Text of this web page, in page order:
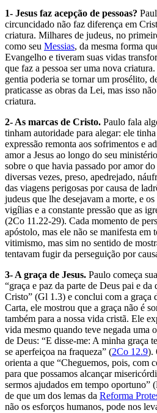
1- Jesus faz acepção de pessoas?
circuncidado não faz diferença em
criatura. Milhares de judeus, no
como seu Messias, da mesma forma
Evangelho e tiveram suas vidas
que faz a pessoa ser uma nova
gentia poderia se tornar um prosélito,
praticasse as obras da Lei, mas isso
criatura.
2- As marcas de Cristo. Paulo fala
tinham autoridade para alegar: ele tinha
expressão remonta aos sofrimentos e
amor a Jesus ao longo do seu
sobre o que havia passado por amor
diversas vezes, preso, apedrejado,
das viagens perigosas por causa de
judeus que lhe desejavam a morte, e
vigílias e a constante pressão que as
(2Co 11.22-29). Cada momento de
apóstolo, mas ele não se manifesta em
vitimismo, mas sim no sentido de
tentavam fugir da perseguição por
3- A graça de Jesus. Paulo começa
“graça e paz da parte de Deus pai e da
Cristo” (Gl 1.3) e conclui com a graça
Carta, ele mostrou que a graça não é
também para a nossa vida cristã. Ele
vida mesmo quando teve negada uma
de Deus: “E disse-me: A minha graça
se aperfeiçoa na fraqueza” (2Co 12.9).
orienta a que “Cheguemos, pois, com
para que possamos alcançar
sermos ajudados em tempo
de que um dos lemas da Reforma
não os esforços humanos, pode nos